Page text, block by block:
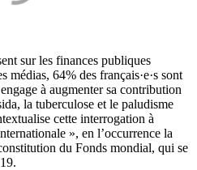
sur les finances publiques
médias, 64% des français·e·s sont
à augmenter sa contribution
la tuberculose et le paludisme
cette interrogation à
», en l’occurrence la
du Fonds mondial, qui se